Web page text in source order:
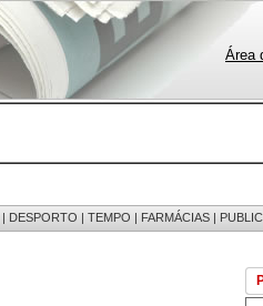
Área
| DESPORTO | TEMPO | FARMÁCIAS |